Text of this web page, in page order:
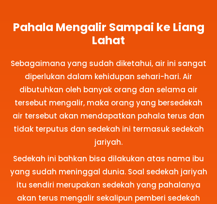
Pahala Mengalir Sampai ke Liang
Lahat
Sebagaimana yang sudah diketahui, air ini sangat
diperlukan dalam kehidupan sehari-hari. Air
dibutuhkan oleh banyak orang dan selama air
tersebut mengalir, maka orang yang bersedekah
air tersebut akan mendapatkan pahala terus dan
tidak terputus dan sedekah ini termasuk sedekah
jariyah.
Sedekah ini bahkan bisa dilakukan atas nama ibu
yang sudah meninggal dunia. Soal sedekah jariyah
itu sendiri merupakan sedekah yang pahalanya
akan terus mengalir sekalipun pemberi sedekah